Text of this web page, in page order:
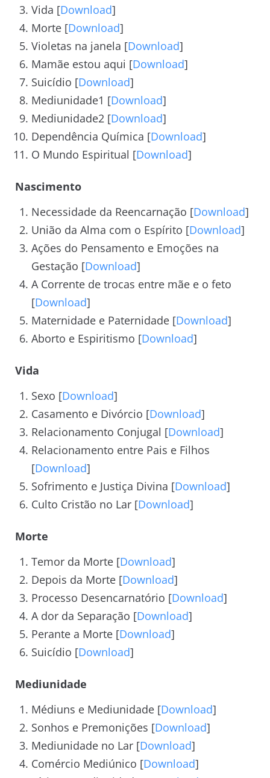
Vida [Download]
Morte [Download]
Violetas na janela [Download]
Mamãe estou aqui [Download]
Suicídio [Download]
Mediunidade1 [Download]
Mediunidade2 [Download]
Dependência Química [Download]
O Mundo Espiritual [Download]
Nascimento
Necessidade da Reencarnação [Download]
União da Alma com o Espírito [Download]
Ações do Pensamento e Emoções na
Gestação [Download]
A Corrente de trocas entre mãe e o feto
[Download]
Maternidade e Paternidade [Download]
Aborto e Espiritismo [Download]
Vida
Sexo [Download]
Casamento e Divórcio [Download]
Relacionamento Conjugal [Download]
Relacionamento entre Pais e Filhos
[Download]
Sofrimento e Justiça Divina [Download]
Culto Cristão no Lar [Download]
Morte
Temor da Morte [Download]
Depois da Morte [Download]
Processo Desencarnatório [Download]
A dor da Separação [Download]
Perante a Morte [Download]
Suicídio [Download]
Mediunidade
Médiuns e Mediunidade [Download]
Sonhos e Premonições [Download]
Mediunidade no Lar [Download]
Comércio Mediúnico [Download]